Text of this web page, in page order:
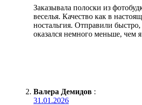
Заказывала полоски из
веселья. Качество как в
ностальгия. Отправили
оказался немного меньше, чем я
Валера Демидов :
31.01.2026